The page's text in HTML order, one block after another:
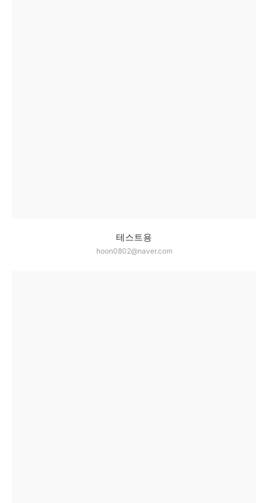
테스트용
hoon0802@naver.com